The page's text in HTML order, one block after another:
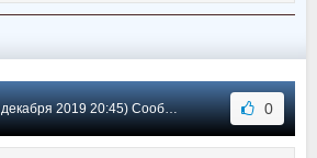
2019 20:45) Сообщение #5 0